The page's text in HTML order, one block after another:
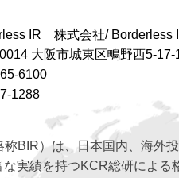
IR 株式会社/ Borderless
大阪市城東区鴫野西5-17-
6100
1288
称BIR）は、日本国内、海外
実績を持つKCR総研によ